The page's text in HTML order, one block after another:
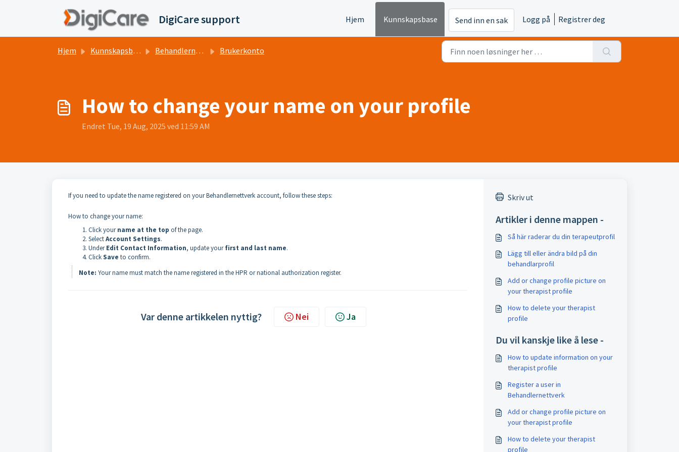
DigiCare support Hjem Kunnskapsbase Send inn en sak Logg på Registrer deg
Hjem Kunnskapsbase Behandlernettverk.no Brukerkonto
How to change your name on your profile
Endret Tue, 19 Aug, 2025 ved 11:59 AM
If you need to update the name registered on your Behandlernettverk account, follow these steps:
How to change your name:
Click yourname at the top of the page.
SelectAccount Settings.
UnderEdit Contact Information, update yourfirst and last name.
ClickSave to confirm.
Note: Your name must match the name registered in the HPR or national authorization register.
Var denne artikkelen nyttig? Nei Ja
Skriv ut
Artikler i denne mappen -
Så här raderar du din terapeutprofil
Lägg till eller ändra bild på din
behandlarprofil
Add or change profile picture on
your therapist profile
How to delete your therapist
profile
Du vil kanskje like å lese -
How to update information on your
therapist profile
Register a user in
Behandlernettverk
Add or change profile picture on
your therapist profile
How to delete your therapist
profile